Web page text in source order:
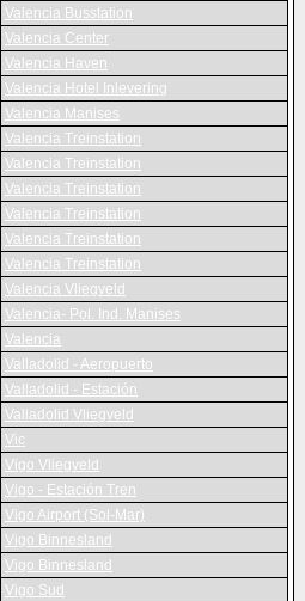
Valencia Busstation
Valencia Center
Valencia Haven
Valencia Hotel Inlevering
Valencia Manises
Valencia Treinstation
Valencia Treinstation
Valencia Treinstation
Valencia Treinstation
Valencia Treinstation
Valencia Treinstation
Valencia Vliegveld
Valencia- Pol. Ind. Manises
Valencia
Valladolid - Aeropuerto
Valladolid - Estación
Valladolid Vliegveld
Vic
Vigo Vliegveld
Vigo - Estación Tren
Vigo Airport (Sol-Mar)
Vigo Binnesland
Vigo Binnesland
Vigo Sud